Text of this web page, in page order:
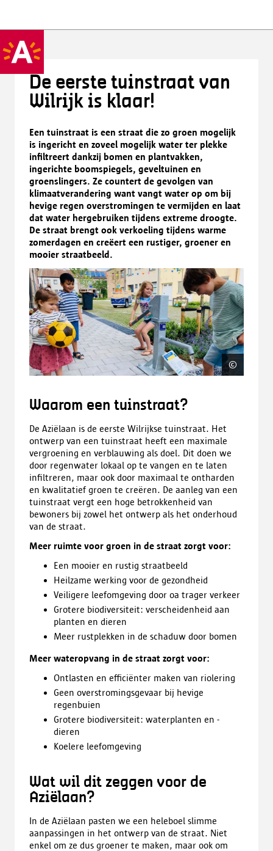
De eerste tuinstraat van
Wilrijk is klaar!
Een tuinstraat is een straat die zo groen mogelijk
is ingericht en zoveel mogelijk water ter plekke
infiltreert dankzij bomen en plantvakken,
ingerichte boomspiegels, geveltuinen en
groenslingers. Ze countert de gevolgen van
klimaatverandering want vangt water op om bij
hevige regen overstromingen te vermijden en laat
dat water hergebruiken tijdens extreme droogte.
De straat brengt ook verkoeling tijdens warme
zomerdagen en creëert een rustiger, groener en
mooier straatbeeld.
©
Waarom een tuinstraat?
De Aziëlaan is de eerste Wilrijkse tuinstraat. Het
ontwerp van een tuinstraat heeft een maximale
vergroening en verblauwing als doel. Dit doen we
door regenwater lokaal op te vangen en te laten
infiltreren, maar ook door maximaal te ontharden
en kwalitatief groen te creëren. De aanleg van een
tuinstraat vergt een hoge betrokkenheid van
bewoners bij zowel het ontwerp als het onderhoud
van de straat.
Meer ruimte voor groen in de straat zorgt voor:
Een mooier en rustig straatbeeld
Heilzame werking voor de gezondheid
Veiligere leefomgeving door oa trager verkeer
Grotere biodiversiteit: verscheidenheid aan
planten en dieren
Meer rustplekken in de schaduw door bomen
Meer wateropvang in de straat zorgt voor:
Ontlasten en efficiënter maken van riolering
Geen overstromingsgevaar bij hevige
regenbuien
Grotere biodiversiteit: waterplanten en -
dieren
Koelere leefomgeving
Wat wil dit zeggen voor de
Aziëlaan?
In de Aziëlaan pasten we een heleboel slimme
aanpassingen in het ontwerp van de straat. Niet
enkel om ze dus groener te maken, maar ook om